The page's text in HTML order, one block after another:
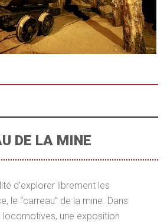
DE LA MINE
d’explorer librement les
le “carreau” de la mine. Dans
locomotives, une exposition